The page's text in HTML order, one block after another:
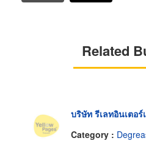
Related
บริษัท รีเลทอินเตอร์
Category :